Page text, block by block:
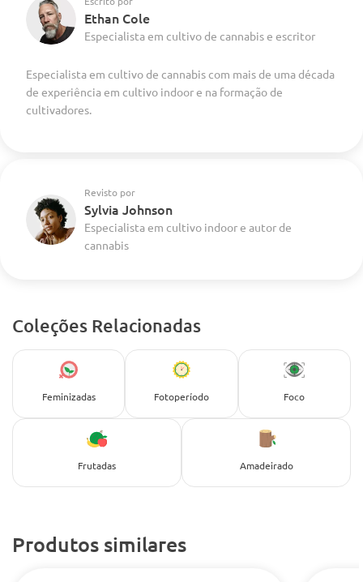
Ethan Cole
Especialista em cultivo de cannabis e escritor
Especialista em cultivo de cannabis com mais de uma década
de experiência em cultivo indoor e na formação de
cultivadores.
Revisto por
Sylvia Johnson
Especialista em cultivo indoor e autor de
cannabis
Coleções Relacionadas
Feminizadas Fotoperíodo Foco
Frutadas Amadeirado
Produtos similares